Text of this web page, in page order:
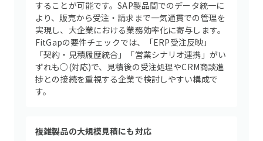
することが可能です。SAP製品間でのデータ統一に
より、販売から受注・請求まで一気通貫での管理を
実現し、大企業における業務効率化に寄与します。
FitGapの要件チェックでは、「ERP受注反映」
「契約・見積履歴統合」「営業シナリオ連携」がい
ずれも○(対応)で、見積後の受注処理やCRM商談進
捗との接続を重視する企業で検討しやすい構成で
す。
複雑製品の大規模見積にも対応